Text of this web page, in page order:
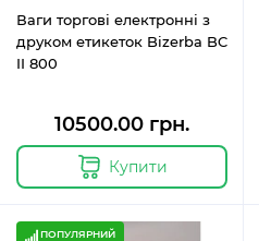
Ваги торгові електронні з
друком етикеток Bizerba BC
II 800
10500.00 грн.
Купити
ПОПУЛЯРНИЙ